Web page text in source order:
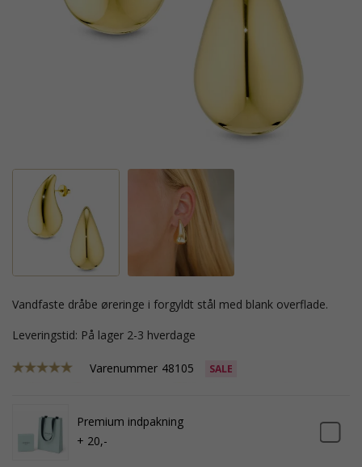
vandfaste dråbe øreringe i forgyldt stål med blank overflade.
Leveringstid: På lager 2-3 hverdage
Varenummer 48105 SALE
Premium indpakning
+ 20,-